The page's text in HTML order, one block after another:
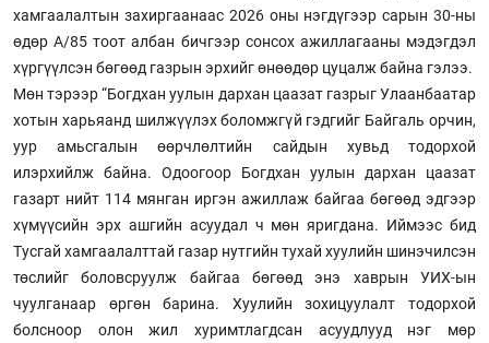
хамгаалалтын захиргаанаас 2026 оны нэгдүгээр сарын 30-ны
өдөр А/85 тоот албан бичгээр сонсох ажиллагааны мэдэгдэл
хүргүүлсэн бөгөөд газрын эрхийг өнөөдөр цуцалж байна гэлээ.
Мөн тэрээр “Богдхан уулын дархан цаазат газрыг Улаанбаатар
хотын харьяанд шилжүүлэх боломжгүй гэдгийг Байгаль орчин,
уур амьсгалын өөрчлөлтийн сайдын хувьд тодорхой
илэрхийлж байна. Одоогоор Богдхан уулын дархан цаазат
газарт нийт 114 мянган иргэн ажиллаж байгаа бөгөөд эдгээр
хүмүүсийн эрх ашгийн асуудал ч мөн яригдана. Иймээс бид
Тусгай хамгаалалттай газар нутгийн тухай хуулийн шинэчилсэн
төслийг боловсруулж байгаа бөгөөд энэ хаврын УИХ-ын
чуулганаар өргөн барина. Хуулийн зохицуулалт тодорхой
болсноор олон жил хуримтлагдсан асуудлууд нэг мөр